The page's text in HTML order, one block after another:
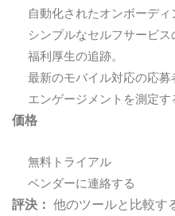
自動化されたオンボーディ
シンプルなセルフサービ
福利厚生の追跡。
最新のモバイル対応の応募
エンゲージメントを測定す
価格
無料トライアル
ベンダーに連絡する
評決： 他のツールと比較す